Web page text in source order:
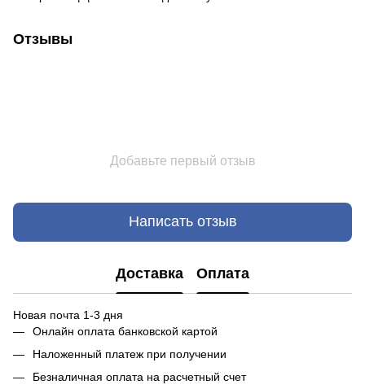
Отзывы
Добавьте первый отзыв
Написать отзыв
Доставка Оплата
Новая почта 1-3 дня
Онлайн оплата банковской картой
Наложенный платеж при получении
Безналичная оплата на расчетный счет